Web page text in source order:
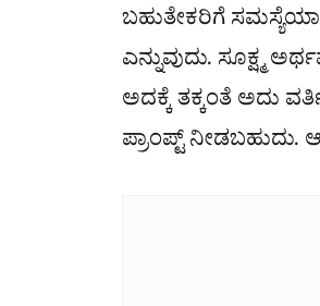
ಬಹುತೇಕರಿಗೆ
ಎನ್ನುವುದು. ಸೂಕ್ಷ್ಮ
ಅದಕ್ಕೆ ತಕ್ಕಂತೆ ಅದು
ಪ್ರಾಂಪ್ಟ್